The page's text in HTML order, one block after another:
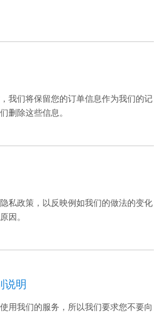
我们将保留您的订单信息作为我们的记
删除这些信息。
私政策，以反映例如我们的做法的变化
因。
说明
用我们的服务，所以我们要求您不要向